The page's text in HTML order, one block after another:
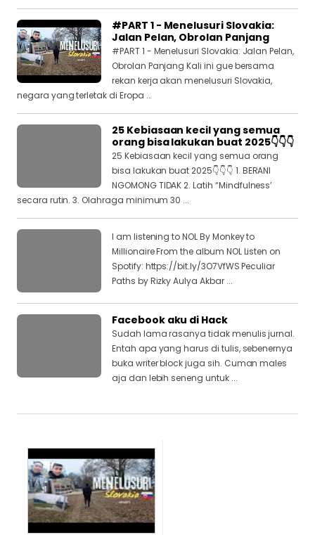
#PART 1 - Menelusuri Slovakia:
Jalan Pelan, Obrolan Panjang
#PART 1 - Menelusuri Slovakia: Jalan Pelan,
Obrolan Panjang Kali ini gue bersama
rekan kerja akan menelusuri Slovakia,
negara yang terletak di Eropa ...
25 Kebiasaan kecil yang semua
orang bisa lakukan buat 2025👇👇👇
25 Kebiasaan kecil yang semua orang
bisa lakukan buat 2025👇👇👇 1. BERANI
NGOMONG TIDAK 2. Latih “Mindfulness’
secara rutin. 3. Olahraga minimum 30 ...
I am listening to NOL By Monkey to
Millionaire From the album NOL Listen on
Spotify: https://bit.ly/3O7VfWS Peculiar
Paths by Rizky Aulya Akbar ...
Facebook aku di Hack
Sudah lama rasanya tidak menulis jurnal.
Entah apa yang harus di tulis, sebenernya
buka writer block juga sih. Cuman males
aja dan lebih seneng untuk ...